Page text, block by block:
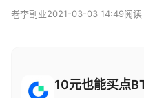
老李副业2021-03-03 14:49阅
10元也能买点